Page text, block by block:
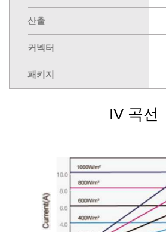
산출
커넥터
패키지
IV 곡선